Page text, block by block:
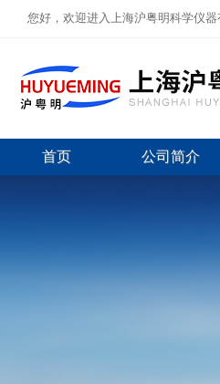
您好，欢迎进入上海沪粤明科学仪器
首页 公司简介